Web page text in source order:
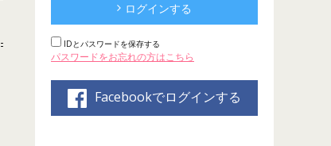
ログインする
IDとパスワードを保存する
パスワードをお忘れの方はこちら
Facebookでログインする